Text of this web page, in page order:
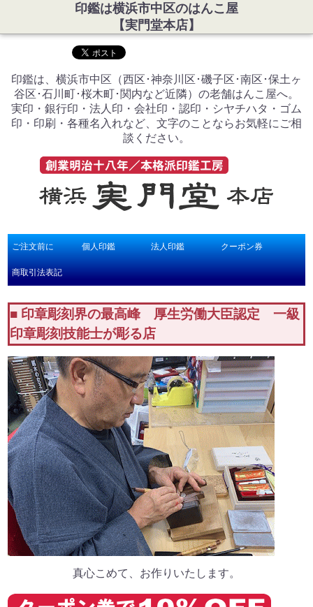
印鑑は横浜市中区のはんこ屋
【実門堂本店】
印鑑は、横浜市中区（西区･神奈川区･磯子区･南区･保土ヶ
谷区･石川町･桜木町･関内など近隣）の老舗はんこ屋へ。
実印・銀行印・法人印・会社印・認印・シヤチハタ・ゴム
印・印刷・各種名入れなど、文字のことならお気軽にご相
談ください。
ご注文前に 個人印鑑 法人印鑑 クーポン券
商取引法表記
■ 印章彫刻界の最高峰 厚生労働大臣認定 一級
印章彫刻技能士が彫る店
真心こめて、お作りいたします。